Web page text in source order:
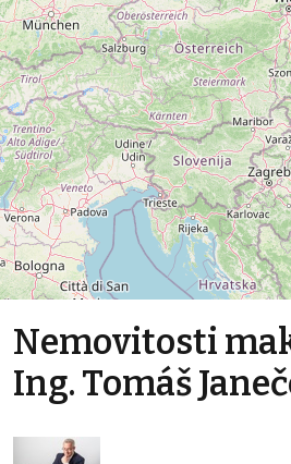
Nemovitosti
Ing. Tomáš